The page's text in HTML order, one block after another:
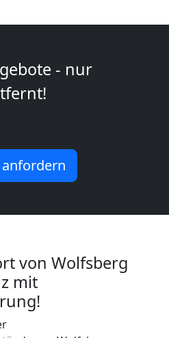
- nur
anfordern
von Wolfsberg
mit